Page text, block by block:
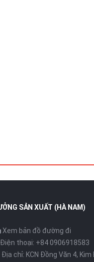
SẢN XUẤT (HÀ NAM)
Xem bản đồ đường đi
thoại: +84 0906918583
Địa chỉ: KCN Đồng Văn 4, Kim